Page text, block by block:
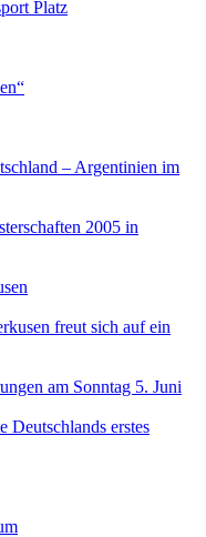
Platz
– Argentinien im
2005 in
freut sich auf ein
am Sonntag 5. Juni
Deutschlands erstes